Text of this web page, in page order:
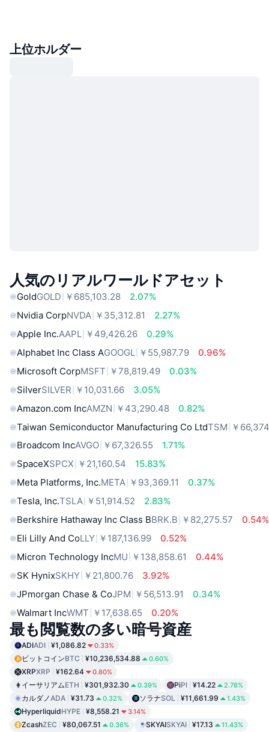
上位ホルダー
人気のリアルワールドアセット
GoldGOLD ￥685,103.28
2.07%
Nvidia CorpNVDA ￥35,312.81
2.27%
Apple Inc.AAPL ￥49,426.26
0.29%
Alphabet Inc Class AGOOGL ￥55,987.79
0.96%
Microsoft CorpMSFT ￥78,819.49
0.03%
SilverSILVER ￥10,031.66
3.05%
Amazon.com IncAMZN ￥43,290.48
0.82%
Taiwan Semiconductor Manufacturing Co LtdTSM ￥
Broadcom IncAVGO ￥67,326.55
1.71%
SpaceXSPCX ￥21,160.54
15.83%
Meta Platforms, Inc.META ￥93,369.11
0.37%
Tesla, Inc.TSLA ￥51,914.52
2.83%
Berkshire Hathaway Inc Class BBRK.B ￥82,275.57
0.54%
Eli Lilly And CoLLY ￥187,136.99
0.52%
Micron Technology IncMU ￥138,858.61
0.44%
SK HynixSKHY ￥21,800.76
3.92%
JPmorgan Chase & CoJPM ￥56,513.91
0.34%
Walmart IncWMT ￥17,638.65 0.20%
最も閲覧数の多い暗号資産
ADIADI ¥1,086.82 0.33%
ビットコインBTC ¥10,236,534.88 0.60%
XRPXRP ¥162.64 0.80%
イーサリアムETH ¥301,932.30 0.39% PiPI ¥14.22 2.78%
カルダノADA ¥31.73 0.32% ソラナSOL ¥11,661.99 1.43%
HyperliquidHYPE ¥8,558.21 3.14%
ZcashZEC ¥80,067.51 0.36% SKYAISKYAI ¥17.13 11.43%